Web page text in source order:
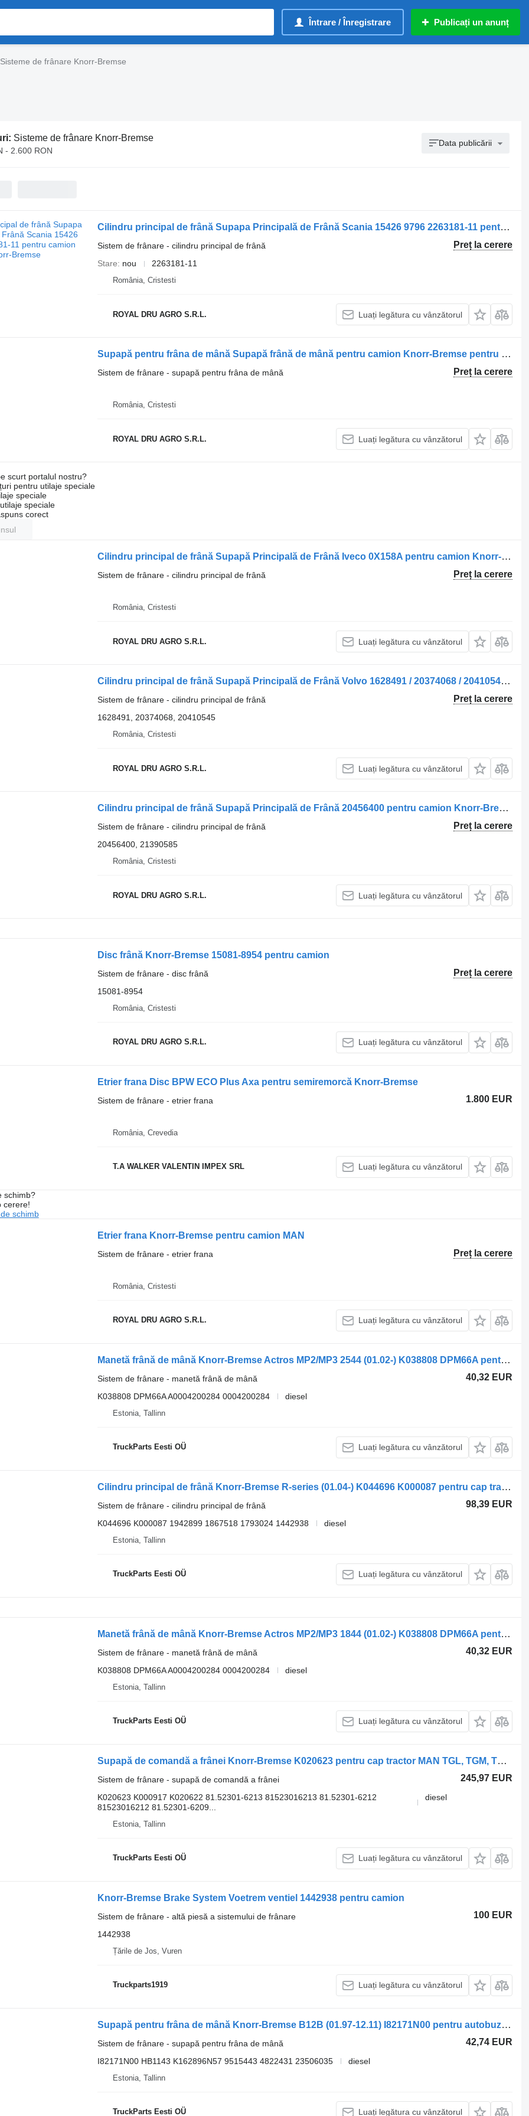
Întrare / Înregistrare Publicați un anunț
Sisteme de frânare Knorr-Bremse
Sisteme de frânare Knorr-Bremse
- 2.600 RON
Data publicării
Cilindru principal de frână Supapa Principală de Frână Scania 15426 9796 2263181-11 pentru camion Knorr-Bremse
Preț la cerere
Sistem de frânare - cilindru principal de frână
Stare
nou 2263181-11
România, Cristesti
ROYAL DRU AGRO S.R.L. Luați legătura cu vânzătorul
Supapă pentru frâna de mână Supapă frână de mână pentru camion Knorr-Bremse pentru Volvo 9515443 / 4822431 / 23506035
Preț la cerere
Sistem de frânare - supapă pentru frâna de mână
România, Cristesti
ROYAL DRU AGRO S.R.L. Luați legătura cu vânzătorul
scurt portalul nostru?
pentru utilaje speciale
speciale
speciale
corect
Cilindru principal de frână Supapă Principală de Frână Iveco 0X158A pentru camion Knorr-Bremse
Preț la cerere
Sistem de frânare - cilindru principal de frână
România, Cristesti
ROYAL DRU AGRO S.R.L. Luați legătura cu vânzătorul
Cilindru principal de frână Supapă Principală de Frână Volvo 1628491 / 20374068 / 20410545 pentru camion Knorr-Bremse
Preț la cerere
Sistem de frânare - cilindru principal de frână
1628491, 20374068, 20410545
România, Cristesti
ROYAL DRU AGRO S.R.L. Luați legătura cu vânzătorul
Cilindru principal de frână Supapă Principală de Frână 20456400 pentru camion Knorr-Bremse Volvo 20456400 21390585
Preț la cerere
Sistem de frânare - cilindru principal de frână
20456400, 21390585
România, Cristesti
ROYAL DRU AGRO S.R.L. Luați legătura cu vânzătorul
Disc frână Knorr-Bremse 15081-8954 pentru camion
Preț la cerere
Sistem de frânare - disc frână
15081-8954
România, Cristesti
ROYAL DRU AGRO S.R.L. Luați legătura cu vânzătorul
Etrier frana Disc BPW ECO Plus Axa pentru semiremorcă Knorr-Bremse
1.800 EUR
Sistem de frânare - etrier frana
România, Crevedia
T.A WALKER VALENTIN IMPEX SRL Luați legătura cu vânzătorul
schimb?
cerere!
schimb
Etrier frana Knorr-Bremse pentru camion MAN
Preț la cerere
Sistem de frânare - etrier frana
România, Cristesti
ROYAL DRU AGRO S.R.L. Luați legătura cu vânzătorul
Manetă frână de mână Knorr-Bremse Actros MP2/MP3 2544 (01.02-) K038808 DPM66A pentru cap tractor Mercedes-Benz Actros, Axor MP1, MP2, MP3 (1996-2014)
40,32 EUR
Sistem de frânare - manetă frână de mână
K038808 DPM66A A0004200284 0004200284
diesel
Estonia, Tallinn
TruckParts Eesti OÜ Luați legătura cu vânzătorul
Cilindru principal de frână Knorr-Bremse R-series (01.04-) K044696 K000087 pentru cap tractor Scania P,G,R,T-series (2004-2017)
98,39 EUR
Sistem de frânare - cilindru principal de frână
K044696 K000087 1942899 1867518 1793024 1442938
diesel
Estonia, Tallinn
TruckParts Eesti OÜ Luați legătura cu vânzătorul
Manetă frână de mână Knorr-Bremse Actros MP2/MP3 1844 (01.02-) K038808 DPM66A pentru cap tractor Mercedes-Benz Actros, Axor MP1, MP2, MP3 (1996-2014)
40,32 EUR
Sistem de frânare - manetă frână de mână
K038808 DPM66A A0004200284 0004200284
diesel
Estonia, Tallinn
TruckParts Eesti OÜ Luați legătura cu vânzătorul
Supapă de comandă a frânei Knorr-Bremse K020623 pentru cap tractor MAN TGL, TGM, TGS, TGX (2005-2021)
245,97 EUR
Sistem de frânare - supapă de comandă a frânei
K020623 K000917 K020622 81.52301-6213 81523016213 81.52301-6212
81523016212 81.52301-6209...
diesel
Estonia, Tallinn
TruckParts Eesti OÜ Luați legătura cu vânzătorul
Knorr-Bremse Brake System Voetrem ventiel 1442938 pentru camion
100 EUR
Sistem de frânare - altă piesă a sistemului de frânare
1442938
Țările de Jos, Vuren
Truckparts1919 Luați legătura cu vânzătorul
Supapă pentru frâna de mână Knorr-Bremse B12B (01.97-12.11) I82171N00 pentru autobuz Volvo B6, B7, B9, B10, B12 bus (1978-2011)
42,74 EUR
Sistem de frânare - supapă pentru frâna de mână
I82171N00 HB1143 K162896N57 9515443 4822431 23506035
diesel
Estonia, Tallinn
TruckParts Eesti OÜ Luați legătura cu vânzătorul